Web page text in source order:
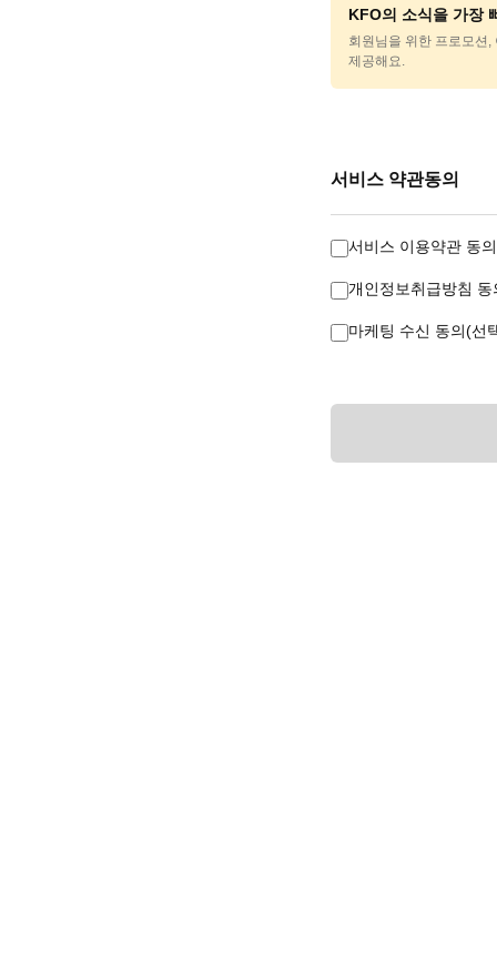
KFO의 소식을 가장
회원님을 위한 프로모션
제공해요.
서비스 약관동의
서비스 이용약관 동
개인정보취급방침
마케팅 수신 동의(선